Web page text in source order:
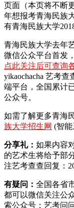
页面（本页将不断
年想报考青海民族
有青海民族大学
青海民族大学去年
微信公众平台首发，
点此关注后可查询
yikaochacha 艺考查
端平台，全国累计
公众号。
如需了解更多青海
族大学招生网 (智
分享礼： 如果内容
的艺术生将给予部
注艺考查查回复：
有疑问： 全国各省
都可以微信关注公
索公众号：艺考问